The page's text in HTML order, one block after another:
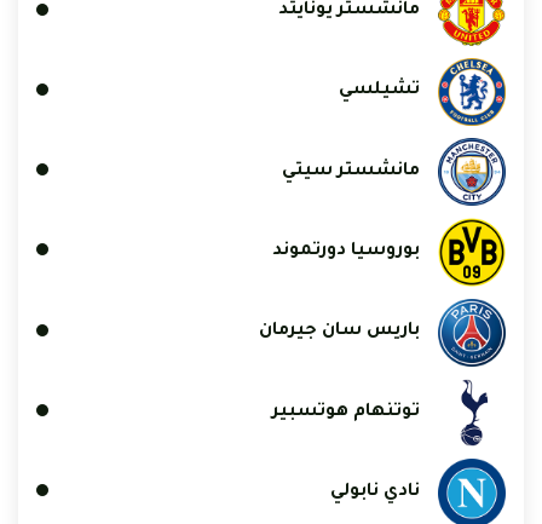
مانشستر يونايتد
تشيلسي
مانشستر سيتي
بوروسيا دورتموند
باريس سان جيرمان
توتنهام هوتسبير
نادي نابولي